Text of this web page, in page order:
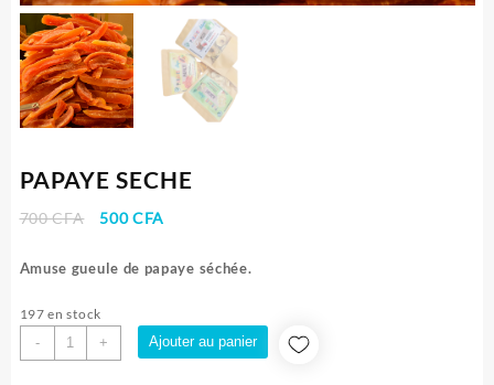
PAPAYE SECHE
700CFA
Le
initial
700 CFA.
500CFA
actuel
Amuse gueule de papaye séchée.
197 en stock
-
quantité
de
+ Ajouter au panier